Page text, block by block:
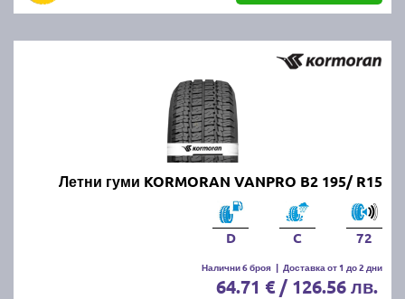
Летни гуми KORMORAN VANPRO B2 195/ R15
D C 72
Налични 6 броя | Доставка от 1 до 2 дни
64.71 € / 126.56 лв.